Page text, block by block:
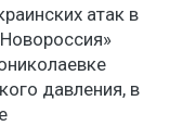
атак в
давления, в